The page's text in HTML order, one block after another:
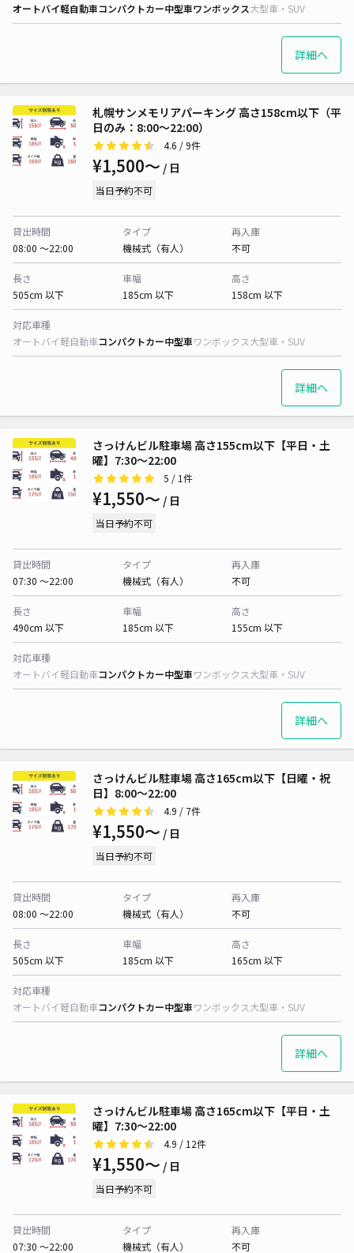
オートバイ軽自動車コンパクトカー中型車ワンボックス大型車・SUV
詳細へ
札幌サンメモリアパーキング 高さ158cm以下（平
日のみ：8:00～22:00）
4.6 / 9件
¥1,500〜 / 日
当日予約不可
貸出時間
08:00 〜22:00
タイプ
機械式（有人）
再入庫
不可
長さ
505cm 以下
車幅
185cm 以下
高さ
158cm 以下
対応車種
オートバイ軽自動車コンパクトカー中型車ワンボックス大型車・SUV
詳細へ
さっけんビル駐車場 高さ155cm以下【平日・土
曜】7:30～22:00
5 / 1件
¥1,550〜 / 日
当日予約不可
貸出時間
07:30 〜22:00
タイプ
機械式（有人）
再入庫
不可
長さ
490cm 以下
車幅
185cm 以下
高さ
155cm 以下
対応車種
オートバイ軽自動車コンパクトカー中型車ワンボックス大型車・SUV
詳細へ
さっけんビル駐車場 高さ165cm以下【日曜・祝
日】8:00～22:00
4.9 / 7件
¥1,550〜 / 日
当日予約不可
貸出時間
08:00 〜22:00
タイプ
機械式（有人）
再入庫
不可
長さ
505cm 以下
車幅
185cm 以下
高さ
165cm 以下
対応車種
オートバイ軽自動車コンパクトカー中型車ワンボックス大型車・SUV
詳細へ
さっけんビル駐車場 高さ165cm以下【平日・土
曜】7:30～22:00
4.9 / 12件
¥1,550〜 / 日
当日予約不可
貸出時間
07:30 〜22:00
タイプ
機械式（有人）
再入庫
不可